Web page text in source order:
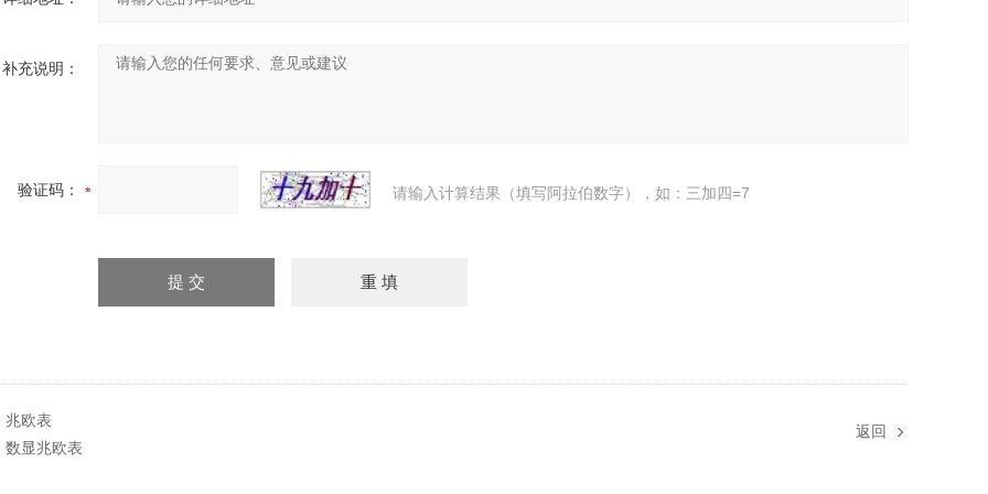
补充说明：
验证码： 请输入计算结果（填写阿拉伯数字），如：三加四=7
兆欧表
数显兆欧表
返回